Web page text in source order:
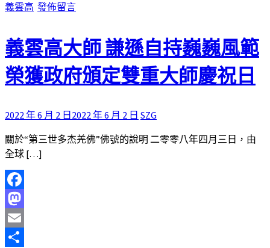
義雲高 發佈留言
義雲高大師 謙遜自持巍巍風範
榮獲政府頒定雙重大師慶祝日
2022 年 6 月 2 日 2022 年 6 月 2 日 SZG
關於“第三世多杰羌佛”佛號的說明 二零零八年四月三日，由
全球 […]
Facebook
Mastodon
Email